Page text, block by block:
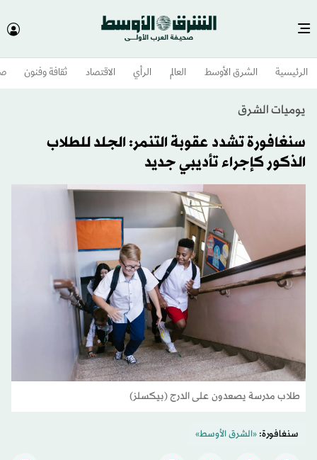
الرئيسية الشرق الأوسط​ العالم الرأي الاقتصاد ثقافة وفنون
يوميات الشرق
سنغافورة تشدد عقوبة التنمر: الجلد للطلاب
الذكور كإجراء تأديبي جديد
طلاب مدرسة يصعدون على الدرج (بيكسلز)
سنغافورة:«الشرق الأوسط»